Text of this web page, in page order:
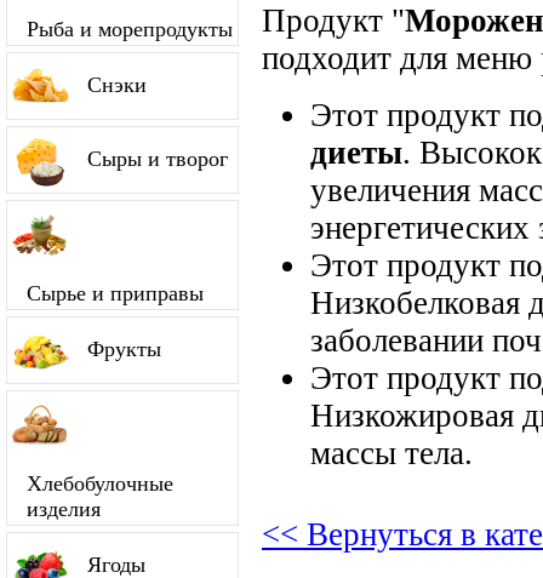
Рыба и морепродукты
Снэки
Сыры и творог
Сырье и приправы
Фрукты
Хлебобулочные
изделия
Ягоды
Продукт "
подходит для меню
Этот продукт
диеты.
увеличения
энергетических
Этот продукт
Низкобелковая
заболевании
Этот продукт
Низкожировая
массы тела.
<< Вернуться в